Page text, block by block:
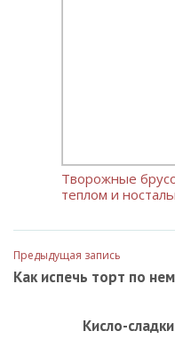
Творожные
теплом и
Предыдущая запись
Как испечь торт по
Кисло-